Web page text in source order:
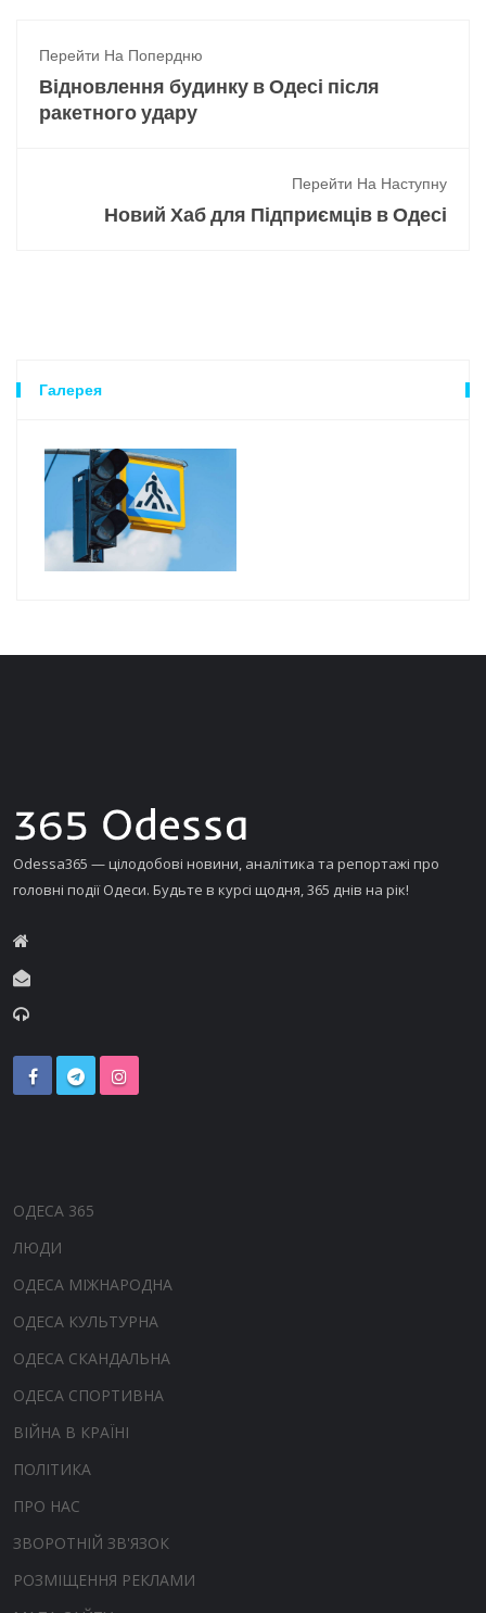
Перейти На Попердню
Відновлення будинку в Одесі після
ракетного удару
Перейти На Наступну
Новий Хаб для Підприємців в Одесі
Галерея
Odessa365 — цілодобові новини, аналітика та репортажі про
головні події Одеси. Будьте в курсі щодня, 365 днів на рік!
ОДЕСА 365
ЛЮДИ
ОДЕСА МІЖНАРОДНА
ОДЕСА КУЛЬТУРНА
ОДЕСА СКАНДАЛЬНА
ОДЕСА СПОРТИВНА
ВІЙНА В КРАЇНІ
ПОЛІТИКА
ПРО НАС
ЗВОРОТНІЙ ЗВ'ЯЗОК
РОЗМІЩЕННЯ РЕКЛАМИ